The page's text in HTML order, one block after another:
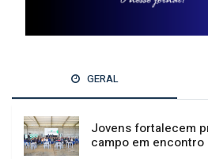
GERAL
Jovens fortalecem
campo em encontro